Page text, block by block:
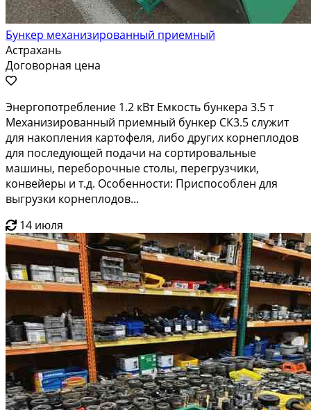
Бункер механизированный приемный
Астрахань
Договорная цена
Энергопотребление 1.2 кВт Емкость бункера 3.5 т
Механизированный приемный бункер СК3.5 служит
для накопления картофеля, либо других корнеплодов
для последующей подачи на сортировальные
машины, переборочные столы, перегрузчики,
конвейеры и т.д. Особенности: Приспособлен для
выгрузки корнеплодов...
14 июля